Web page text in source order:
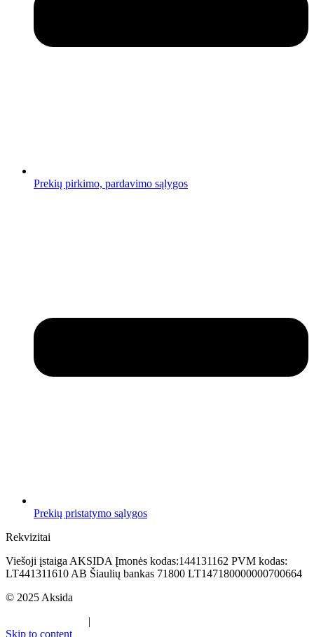
Prekių pirkimo, pardavimo sąlygos
Prekių pristatymo sąlygos
Rekvizitai
Viešoji įstaiga AKSIDA Įmonės kodas:144131162 PVM kodas:
LT441311610 AB Šiaulių bankas 71800 LT147180000000700664
© 2025 Aksida
|
Skip to content